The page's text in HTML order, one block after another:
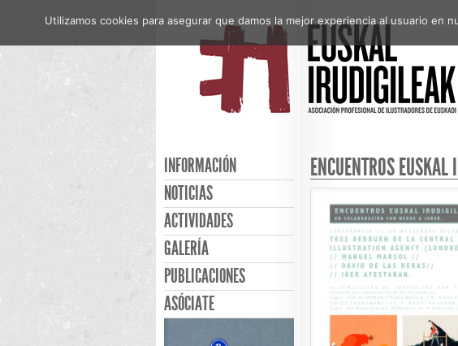
INFORMACIÓN
NOTICIAS
ACTIVIDADES
GALERÍA
PUBLICACIONES
ASÓCIATE
ENCUENTROS
Utilizamos cookies para asegurar que damos la mejor experiencia al usuario